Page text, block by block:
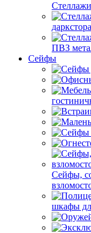
даркстора
ПВЗ
Сейфы
Сейфы,
шкафы